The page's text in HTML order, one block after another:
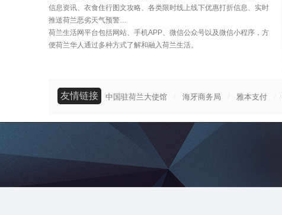
信息资讯、衣食住行图文攻略、各类限时线上线下优惠打折信息、实时
推送荷兰恶劣天气预警…
荷兰生活网平台包括网站、手机APP、微信公众号以及微信小程序，方
便荷兰华人通过多种方式了解和融入荷兰生活。
友情链接 中国驻荷兰大使馆 海牙商务局 雅本支付